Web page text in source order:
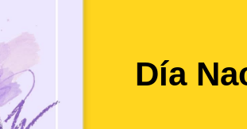
Día